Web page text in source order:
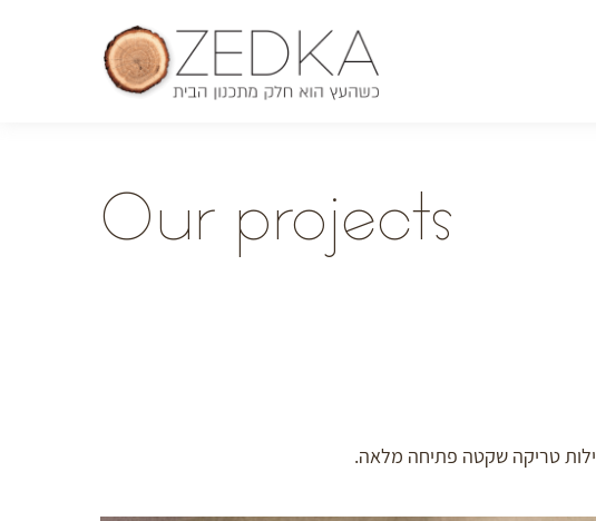
Our projects